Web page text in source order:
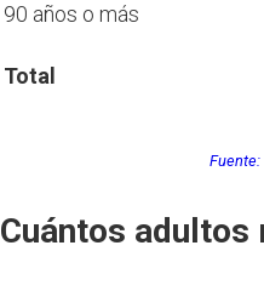
90 años o más
Total
Fuente:
Cuántos adultos